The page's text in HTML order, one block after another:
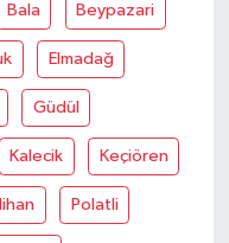
Bala Beypazari
Elmadağ
Güdül
Kalecik Keçiören
Polatli